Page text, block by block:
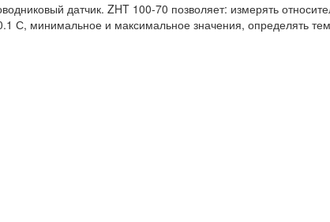
датчик. ZHT 100-70 позволяет: измерять
С, минимальное и максимальное значения, определять